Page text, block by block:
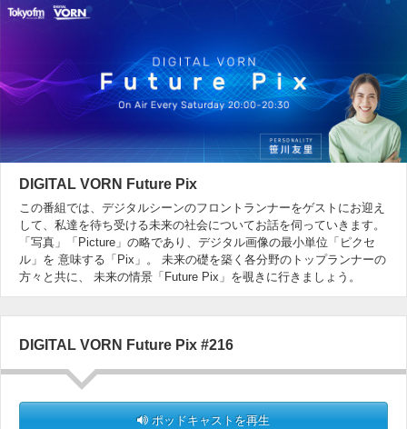
DIGITAL VORN Future Pix
この番組では、デジタルシーンのフロントランナーをゲストにお迎え
して、私達を待ち受ける未来の社会についてお話を伺っていきます。
「写真」「Picture」の略であり、デジタル画像の最小単位「ピクセ
ル」を 意味する「Pix」。 未来の礎を築く各分野のトップランナーの
方々と共に、 未来の情景「Future Pix」を覗きに行きましょう。
DIGITAL VORN Future Pix #216
ポッドキャストを再生